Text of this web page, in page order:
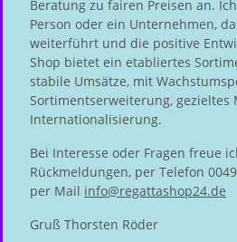
Beratung zu fairen Preisen an.
Person oder ein Unternehmen,
weiterführt und die positive
Shop bietet ein etabliertes
stabile Umsätze, mit
Sortimentserweiterung, gezieltes
Internationalisierung.
Bei Interesse oder Fragen freue
Rückmeldungen, per Telefon
per Mail info@regattashop24.de
Gruß Thorsten Röder